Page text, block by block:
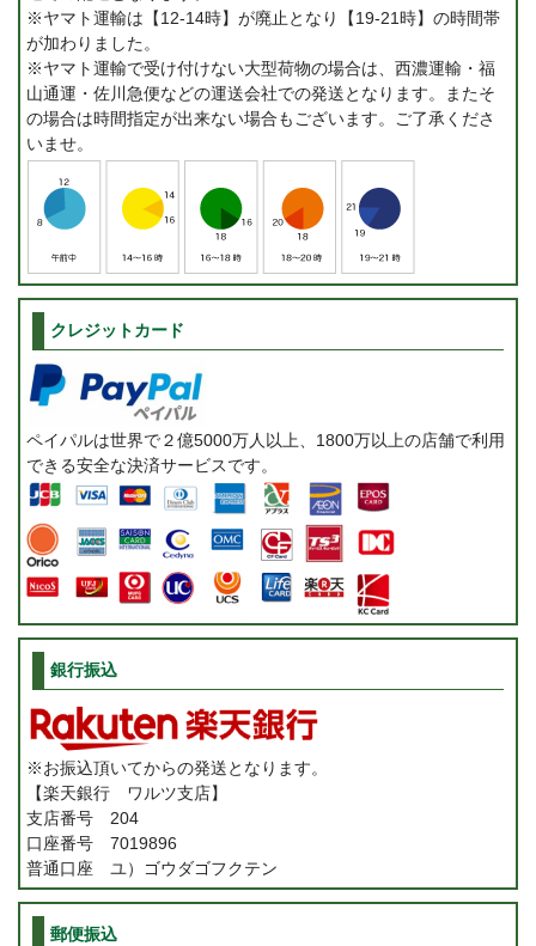
※ヤマト運輸は【12-14時】が廃止となり【19-21時】の時間帯
が加わりました。
※ヤマト運輸で受け付けない大型荷物の場合は、西濃運輸・福
山通運・佐川急便などの運送会社での発送となります。またそ
の場合は時間指定が出来ない場合もございます。ご了承くださ
いませ。
クレジットカード
ペイパルは世界で２億5000万人以上、1800万以上の店舗で利用
できる安全な決済サービスです。
銀行振込
※お振込頂いてからの発送となります。
【楽天銀行 ワルツ支店】
支店番号 204
口座番号 7019896
普通口座 ユ）ゴウダゴフクテン
郵便振込